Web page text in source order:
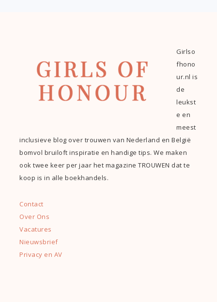
Girlso
fhono
ur.nl is
de
leukst
e en
meest
inclusieve blog over trouwen van Nederland en België
bomvol bruiloft inspiratie en handige tips. We maken
ook twee keer per jaar het magazine TROUWEN dat te
koop is in alle boekhandels.
Contact
Over Ons
Vacatures
Nieuwsbrief
Privacy en AV